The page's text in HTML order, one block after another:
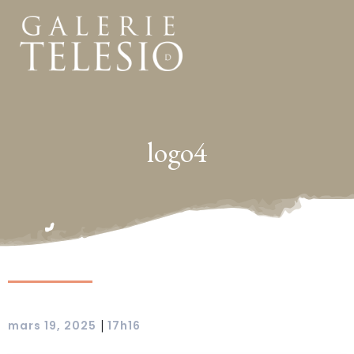
logo4
mars 19, 2025 | 17h16